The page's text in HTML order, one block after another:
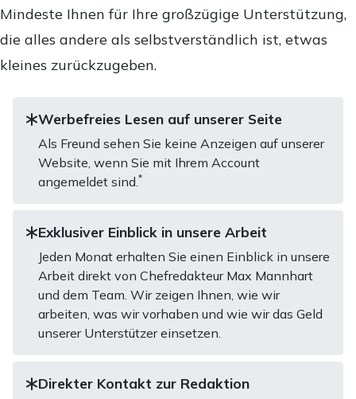
Mindeste Ihnen für Ihre großzügige Unterstützung,
die alles andere als selbstverständlich ist, etwas
kleines zurückzugeben.
Werbefreies Lesen auf unserer Seite
Als Freund sehen Sie keine Anzeigen auf unserer
Website, wenn Sie mit Ihrem Account
angemeldet sind.*
Exklusiver Einblick in unsere Arbeit
Jeden Monat erhalten Sie einen Einblick in unsere
Arbeit direkt von Chefredakteur Max Mannhart
und dem Team. Wir zeigen Ihnen, wie wir
arbeiten, was wir vorhaben und wie wir das Geld
unserer Unterstützer einsetzen.
Direkter Kontakt zur Redaktion